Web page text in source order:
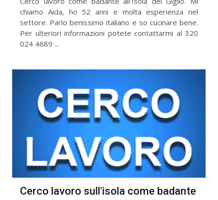
chiamo Aida, ho 52 anni e molta esperienza nel
settore. Parlo benissimo italiano e so cucinare bene.
Per ulteriori informazioni potete contattarmi al 320
024 4689 ...
Cerco lavoro sull'isola come badante